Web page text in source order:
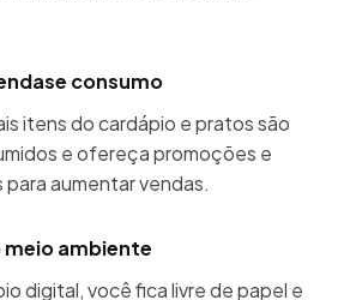
consumo
itens do cardápio e pratos são
e ofereça promoções e
aumentar vendas.
meio ambiente
digital, você fica livre de papel e